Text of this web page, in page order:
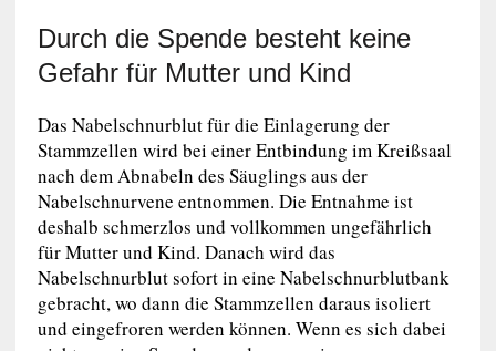
Durch die Spende besteht keine
Gefahr für Mutter und Kind
Das Nabelschnurblut für die Einlagerung der
Stammzellen wird bei einer Entbindung im Kreißsaal
nach dem Abnabeln des Säuglings aus der
Nabelschnurvene entnommen. Die Entnahme ist
deshalb schmerzlos und vollkommen ungefährlich
für Mutter und Kind. Danach wird das
Nabelschnurblut sofort in eine Nabelschnurblutbank
gebracht, wo dann die Stammzellen daraus isoliert
und eingefroren werden können. Wenn es sich dabei